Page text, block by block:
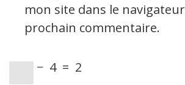
mon site dans le
prochain commentaire.
− 4 = 2